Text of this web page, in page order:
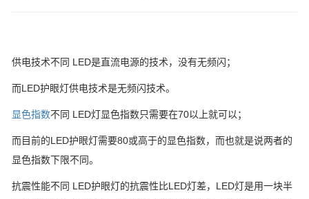
供电技术不同 LED是直流电源的技术，没有无频闪；
而LED护眼灯供电技术是无频闪技术。
显色指数不同 LED灯显色指数只需要在70以上就可以；
而目前的LED护眼灯需要80或高于的显色指数，而也就是说两者的
显色指数下限不同。
抗震性能不同 LED护眼灯的抗震性比LED灯差，LED灯是用一块半